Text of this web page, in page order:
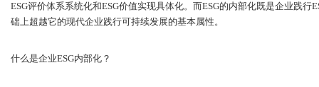
ESG评价体系系统化和ESG价值实现具体化。而ESG的内部化既是企业践行
础上超越它的现代企业践行可持续发展的基本属性。
什么是企业ESG内部化？